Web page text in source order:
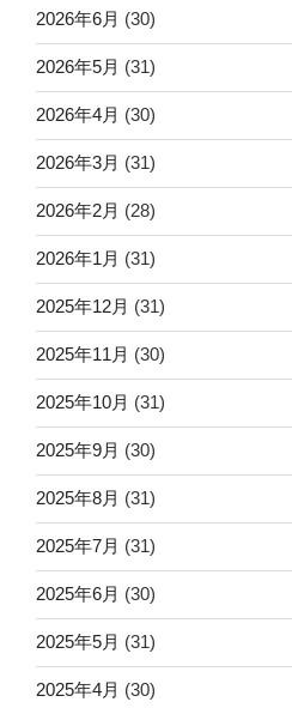
2026年6月 (30)
2026年5月 (31)
2026年4月 (30)
2026年3月 (31)
2026年2月 (28)
2026年1月 (31)
2025年12月 (31)
2025年11月 (30)
2025年10月 (31)
2025年9月 (30)
2025年8月 (31)
2025年7月 (31)
2025年6月 (30)
2025年5月 (31)
2025年4月 (30)